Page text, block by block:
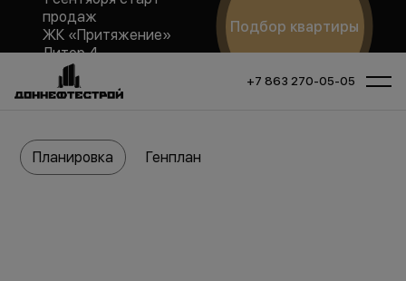
продаж
ЖК «Притяжение»
Литер 4
Подбор квартиры
+7 863 270-05-05
Планировка Генплан